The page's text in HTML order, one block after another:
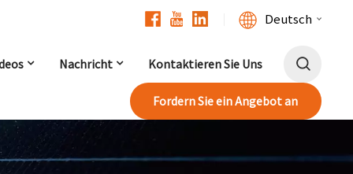
Deutsch
Français
Deutsch
Nachricht Kontaktieren Sie Uns
Fordern Sie ein Angebot an